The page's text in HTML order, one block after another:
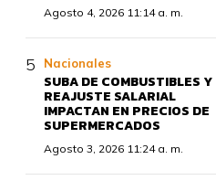
Agosto 4, 2026 11:14 a. m.
Nacionales
SUBA DE COMBUSTIBLES Y
REAJUSTE SALARIAL
IMPACTAN EN PRECIOS DE
SUPERMERCADOS
Agosto 3, 2026 11:24 a. m.